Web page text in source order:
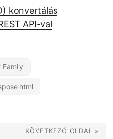
konvertálás
API-val
Family
html
KÖVETKEZŐ OLDAL »